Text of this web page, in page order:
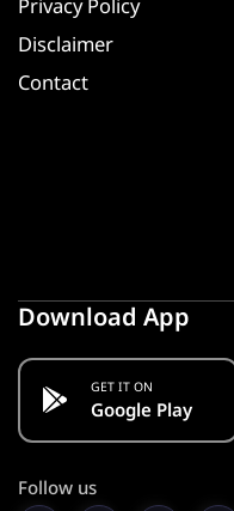
Privacy Policy
Disclaimer
Contact
Download App
GET IT ON
Google Play
Follow us